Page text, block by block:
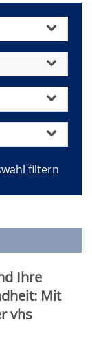
Ihre
Mit
vhs